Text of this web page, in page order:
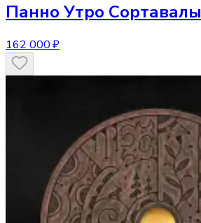
Панно Утро Сортавалы
162 000 ₽